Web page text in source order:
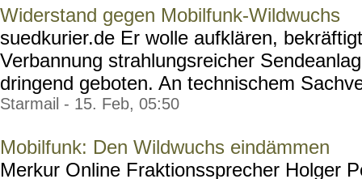
Widerstand gegen Mobilfunk-Wildwuchs
suedkurier.de Er wolle aufklären,
Verbannung strahlungsreicher
dringend geboten. An technischem
Starmail - 15. Feb, 05:50
Mobilfunk: Den Wildwuchs eindämmen
Merkur Online Fraktionssprecher Holger